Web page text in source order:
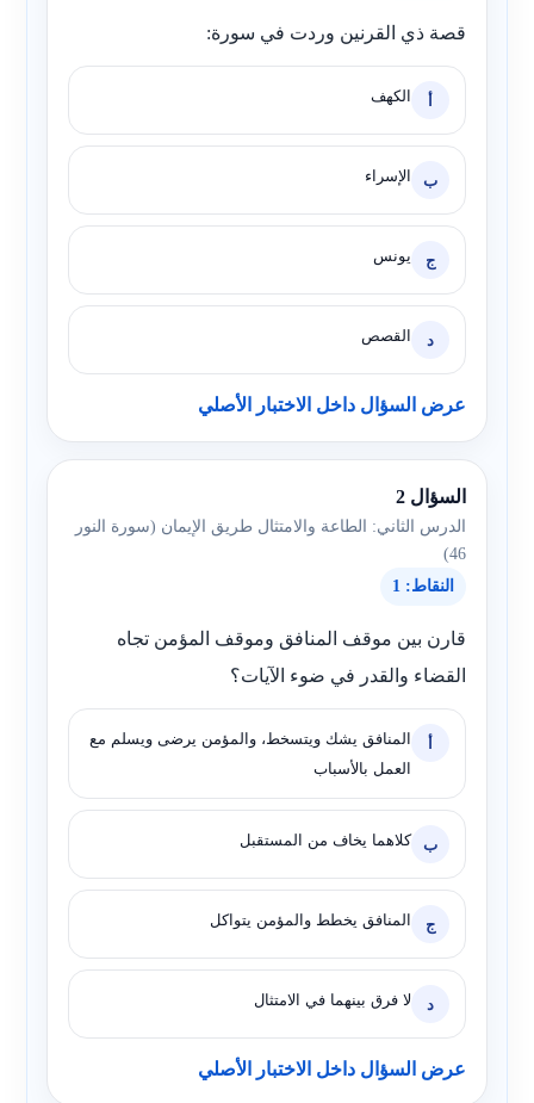
قصة ذي القرنين وردت في سورة:
أ الكهف
ب الإسراء
ج يونس
د القصص
عرض السؤال داخل الاختبار الأصلي
السؤال 2
الدرس الثاني: الطاعة والامتثال طريق الإيمان (سورة النور
46)
النقاط: 1
قارن بين موقف المنافق وموقف المؤمن تجاه
القضاء والقدر في ضوء الآيات؟
أ
المنافق يشك ويتسخط، والمؤمن يرضى ويسلم مع
العمل بالأسباب
ب كلاهما يخاف من المستقبل
ج المنافق يخطط والمؤمن يتواكل
د لا فرق بينهما في الامتثال
عرض السؤال داخل الاختبار الأصلي